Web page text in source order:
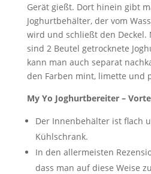
Gerät gießt. Dort hinein gibt
Joghurtbehälter, der vom
wird und schließt den
sind 2 Beutel getrocknete
kann man auch separat
den Farben mint, limette und
My Yo Joghurtbereiter –
Der Innenbehälter ist flach
Kühlschrank.
In den allermeisten
dass man auf diese Weise